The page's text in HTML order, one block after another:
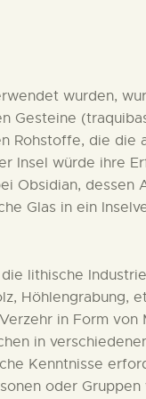
wurden,
Gesteine
Rohstoffe, die die
Insel würde ihre
Obsidian, dessen
Glas in ein
lithische
Höhlengrabung,
in Form von
in
Kenntnisse
oder Gruppen